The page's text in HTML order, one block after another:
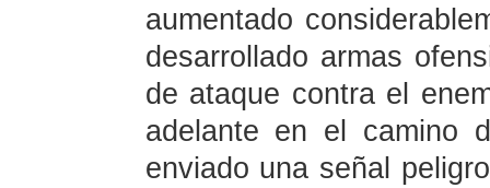
aumentado
desarrollado armas
de ataque contra el
adelante en el camino
enviado una señal